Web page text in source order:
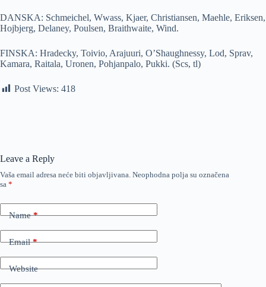
DANSKA: Schmeichel, Wwass, Kjaer, Christiansen, Maehle, Eriksen,
Hojbjerg, Delaney, Poulsen, Braithwaite, Wind.
FINSKA: Hradecky, Toivio, Arajuuri, O’Shaughnessy, Lod, Sprav,
Kamara, Raitala, Uronen, Pohjanpalo, Pukki. (Scs, tl)
Post Views: 418
Leave a Reply
Vaša email adresa neće biti objavljivana. Neophodna polja su označena
sa *
Name*
Email*
Website